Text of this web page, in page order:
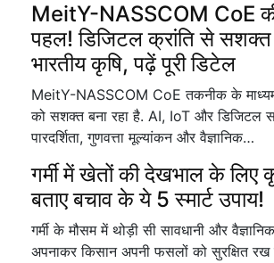
MeitY-NASSCOM CoE
पहल! डिजिटल क्रांति से सशक्त
भारतीय कृषि, पढ़ें पूरी डिटेल
MeitY-NASSCOM CoE तकनीक के
को सशक्त बना रहा है. AI, IoT और डिजिटल
पारदर्शिता, गुणवत्ता मूल्यांकन और वैज्ञानिक…
गर्मी में खेतों की देखभाल के लिए
बताए बचाव के ये 5 स्मार्ट उपाय!
गर्मी के मौसम में थोड़ी सी सावधानी और
अपनाकर किसान अपनी फसलों को सुरक्षित